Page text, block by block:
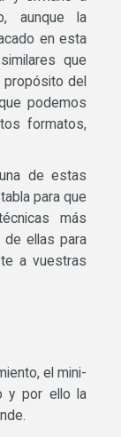
aunque la
en esta
que
del
podemos
formatos,
de estas
para que
más
ellas para
a vuestras
el mini-
y por ello la